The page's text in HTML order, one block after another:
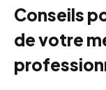
Conseils
de votre